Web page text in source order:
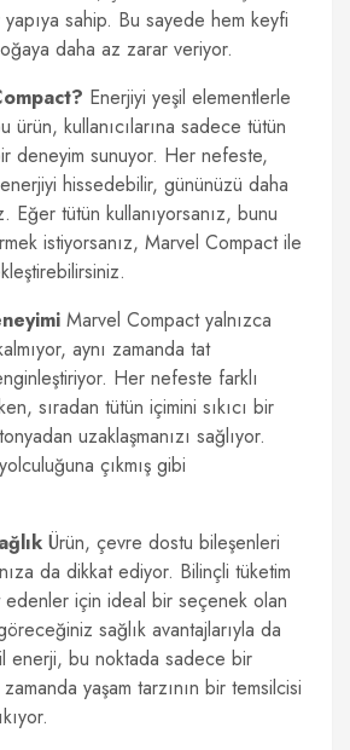
sahip. Bu sayede hem keyfi
daha az zarar veriyor.
Enerjiyi yeşil elementlerle
ürün, kullanıcılarına sadece tütün
deneyim sunuyor. Her nefeste,
hissedebilir, gününüzü daha
Eğer tütün kullanıyorsanız, bunu
istiyorsanız, Marvel Compact ile
Marvel Compact yalnızca
aynı zamanda tat
Her nefeste farklı
sıradan tütün içimini sıkıcı bir
uzaklaşmanızı sağlıyor.
çıkmış gibi
Ürün, çevre dostu bileşenleri
da dikkat ediyor. Bilinçli tüketim
edenler için ideal bir seçenek olan
sağlık avantajlarıyla da
enerji, bu noktada sadece bir
yaşam tarzının bir temsilcisi